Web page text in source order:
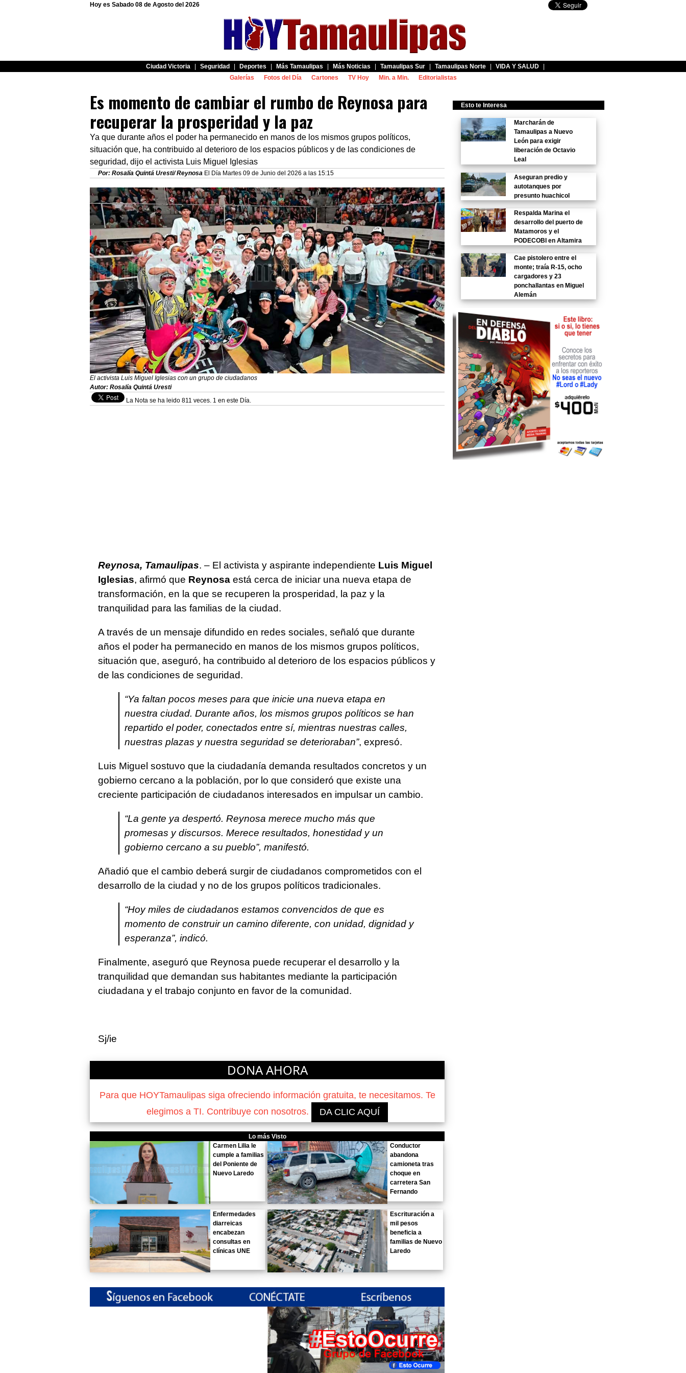
Hoy es Sabado 08 de Agosto del 2026
Ciudad Victoria Seguridad Deportes Más Tamaulipas Más Noticias Tamaulipas Sur Tamaulipas Norte VIDA Y SALUD
Galerías
Fotos del Día Cartones TV Hoy Min. a Min. Editorialistas
Es momento de cambiar el rumbo de Reynosa para
recuperar la prosperidad y la paz
Ya que durante años el poder ha permanecido en manos de los mismos grupos políticos,
situación que, ha contribuido al deterioro de los espacios públicos y de las condiciones de
seguridad, dijo el activista Luis Miguel Iglesias
Por: Rosalía Quintá Uresti/ Reynosa El Día Martes 09 de Junio del 2026 a las 15:15
El activista Luis Miguel Iglesias con un grupo de ciudadanos
Autor: Rosalía Quintá Uresti
La Nota se ha leido 811 veces. 1 en este Día.
Reynosa, Tamaulipas. – El activista y aspirante independiente Luis Miguel
Iglesias, afirmó que Reynosa está cerca de iniciar una nueva etapa de
transformación, en la que se recuperen la prosperidad, la paz y la
tranquilidad para las familias de la ciudad.
A través de un mensaje difundido en redes sociales, señaló que durante
años el poder ha permanecido en manos de los mismos grupos políticos,
situación que, aseguró, ha contribuido al deterioro de los espacios públicos y
de las condiciones de seguridad.
“Ya faltan pocos meses para que inicie una nueva etapa en
nuestra ciudad. Durante años, los mismos grupos políticos se han
repartido el poder, conectados entre sí, mientras nuestras calles,
nuestras plazas y nuestra seguridad se deterioraban”, expresó.
Luis Miguel sostuvo que la ciudadanía demanda resultados concretos y un
gobierno cercano a la población, por lo que consideró que existe una
creciente participación de ciudadanos interesados en impulsar un cambio.
“La gente ya despertó. Reynosa merece mucho más que
promesas y discursos. Merece resultados, honestidad y un
gobierno cercano a su pueblo”, manifestó.
Añadió que el cambio deberá surgir de ciudadanos comprometidos con el
desarrollo de la ciudad y no de los grupos políticos tradicionales.
“Hoy miles de ciudadanos estamos convencidos de que es
momento de construir un camino diferente, con unidad, dignidad y
esperanza”, indicó.
Finalmente, aseguró que Reynosa puede recuperar el desarrollo y la
tranquilidad que demandan sus habitantes mediante la participación
ciudadana y el trabajo conjunto en favor de la comunidad.
Sj/ie
DONA AHORA
Para que HOYTamaulipas siga ofreciendo información gratuita, te necesitamos. Te
elegimos a TI. Contribuye con nosotros.
DA CLIC AQUÍ
Lo más Visto
Carmen Lilia le
cumple a familias
del Poniente de
Nuevo Laredo
Conductor
abandona
camioneta tras
choque en
carretera San
Fernando
Enfermedades
diarreicas
encabezan
consultas en
clínicas UNE
Escrituración a
mil pesos
beneficia a
familias de Nuevo
Laredo
Esto te Interesa
Marcharán de
Tamaulipas a Nuevo
León para exigir
liberación de Octavio
Leal
Aseguran predio y
autotanques por
presunto huachicol
Respalda Marina el
desarrollo del puerto de
Matamoros y el
PODECOBI en Altamira
Cae pistolero entre el
monte; traía R-15, ocho
cargadores y 23
ponchallantas en Miguel
Alemán